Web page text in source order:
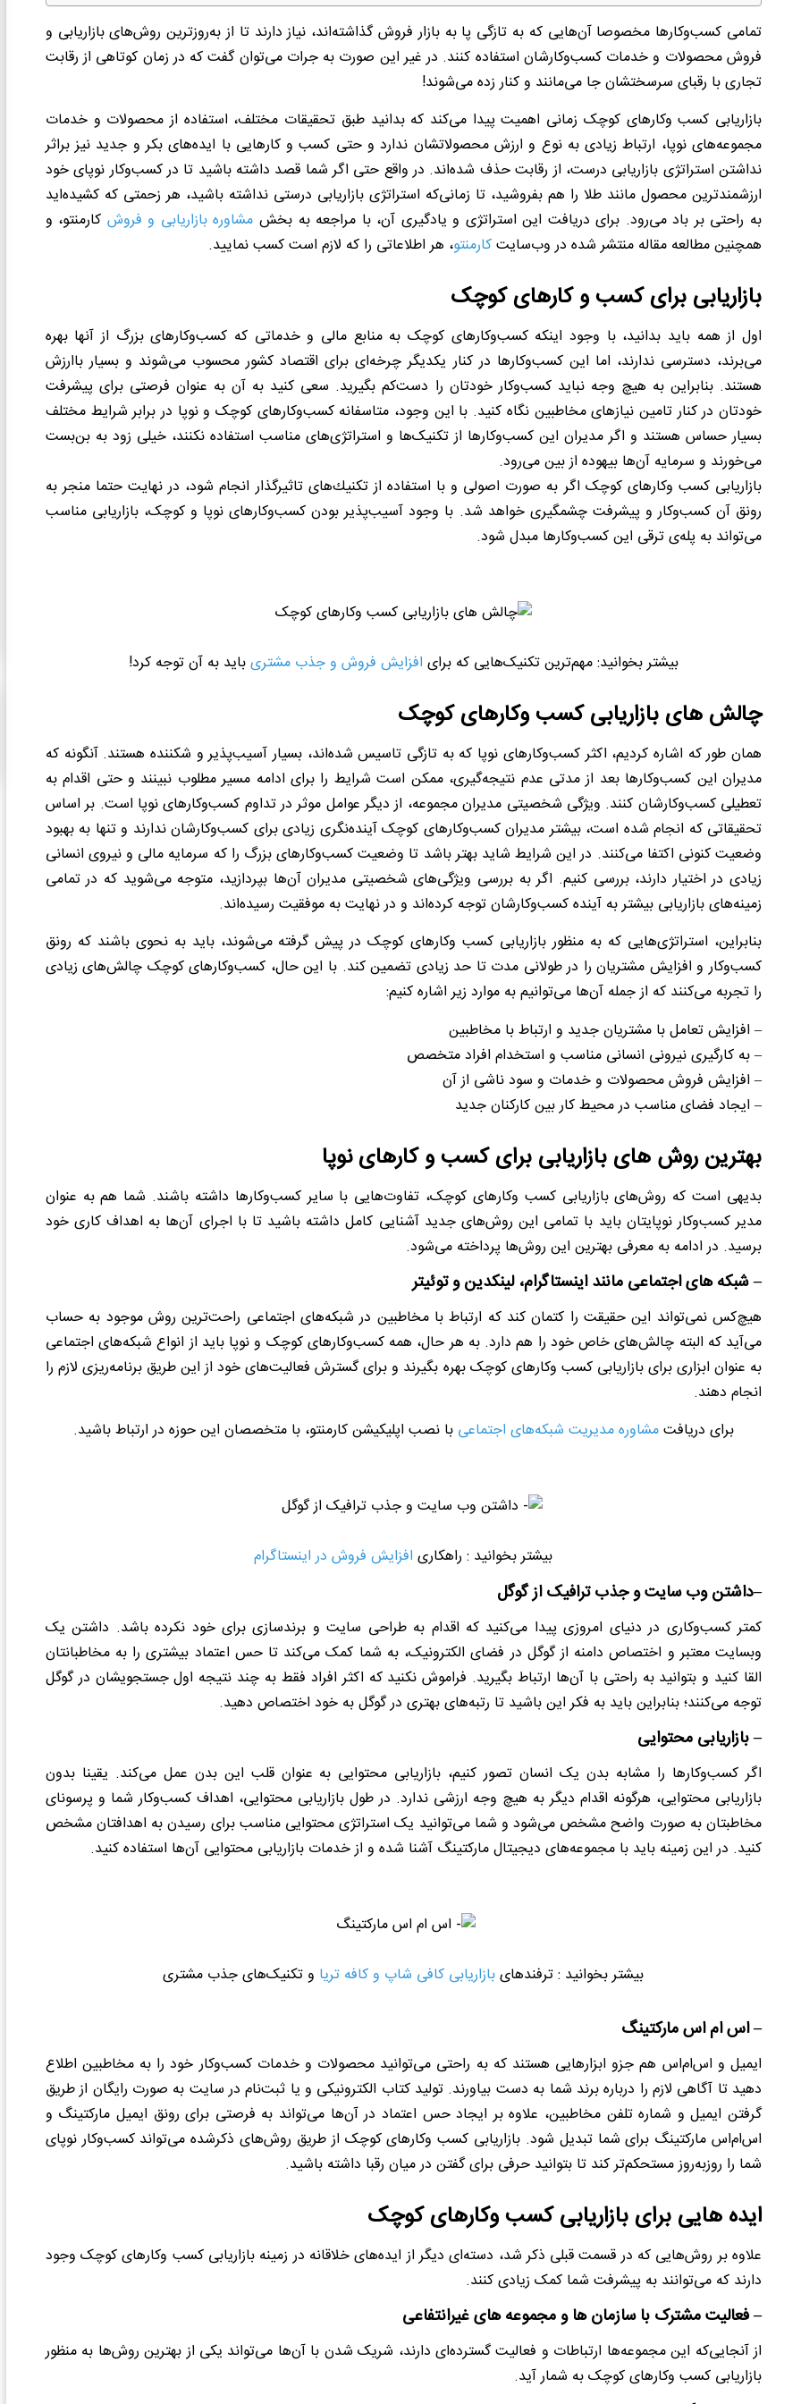
تمامی کسب‌وکارها مخصوصا آن‌هایی که به تازگی پا به بازار فروش گذاشته‌اند، نیاز دارند تا از به‌روز‌ترین روش‌های بازاریابی و
فروش محصولات و خدمات کسب‌وکارشان استفاده کنند. در غیر این صورت به جرات می‌توان گفت که در زمان کوتاهی از رقابت
تجاری با رقبای سرسختشان جا می‌مانند و کنار زده می‌شوند!
بازاریابی کسب وکارهای کوچک زمانی اهمیت پیدا می‌کند که بدانید طبق تحقیقات مختلف، استفاده از محصولات و خدمات
مجموعه‌های نوپا، ارتباط زیادی به نوع و ارزش محصولاتشان ندارد و حتی کسب و کارهایی با ایده‌های بکر و جدید نیز براثر
نداشتن استراتژی بازاریابی درست، از رقابت حذف شده‌اند. در واقع حتی اگر شما قصد داشته باشید تا در کسب‌وکار نوپای خود
ارزشمندترین محصول مانند طلا را هم بفروشید، تا زمانی‌که استراتژی بازاریابی درستی نداشته باشید، هر زحمتی که کشیده‌اید
به راحتی بر باد می‌رود. برای دریافت این استراتژی و یادگیری آن، با مراجعه به بخش مشاوره بازاریابی و فروش کارمنتو، و
همچنین مطالعه مقاله منتشر شده در وب‌سایتکارمنتو، هر اطلاعاتی را که لازم است کسب نمایید.
بازاریابی برای کسب و کارهای کوچک
اول از همه باید بدانید، با وجود اینکه کسب‌وکارهای کوچک به منابع مالی و خدماتی که کسب‌وکارهای بزرگ از آنها بهره
می‌برند، دسترسی ندارند، اما این کسب‌وکارها در کنار یکدیگر چرخه‌ای برای اقتصاد کشور محسوب می‌شوند و بسیار باارزش
هستند. بنابراین به هیچ وجه نباید کسب‌وکار خودتان را دست‌کم بگیرید. سعی کنید به آن به عنوان فرصتی برای پیشرفت
خودتان در کنار تامین نیازهای مخاطبین نگاه کنید. با این وجود، متاسفانه کسب‌وکارهای کوچک و نوپا در برابر شرایط مختلف
بسیار حساس هستند و اگر مدیران این کسب‌وکارها از تکنیک‌ها و استراتژی‌های مناسب استفاده نکنند، خیلی زود به بن‌بست
می‌خورند و سرمايه آن‌ها بيهوده از بین می‌رود.
بازاریابی کسب وکارهای کوچک اگر به صورت اصولی و با استفاده از تكنيك‌های تاثيرگذار انجام شود، در نهايت حتما منجر به
رونق آن كسب‌وكار و پيشرفت چشمگيری خواهد شد. با وجود آسیب‌پذیر بودن کسب‌وکارهای نوپا و کوچک، بازاریابی مناسب
می‌تواند به پله‌ی ترقی این کسب‌وکارها مبدل شود.
بیشتر بخوانید: مهم‌ترین تکنیک‌هایی که برای افزایش فروش و جذب مشتریباید به آن توجه کرد!
چالش های بازاریابی کسب وکارهای کوچک
همان طور که اشاره کردیم، اکثر کسب‌وکارهای نوپا که به تازگی تاسیس شده‌اند، بسیار آسیب‌پذیر و شکننده هستند. آنگونه که
مدیران این کسب‌وکارها بعد از مدتی عدم نتیجه‌گیری، ممکن است شرایط را برای ادامه مسیر مطلوب نبینند و حتی اقدام به
تعطیلی کسب‌وکارشان کنند. ویژگی شخصیتی مدیران مجموعه، از دیگر عوامل موثر در تداوم کسب‌وکارهای نوپا است. بر اساس
تحقیقاتی که انجام شده است، بیشتر مدیران کسب‌وکارهای کوچک آینده‌نگری زیادی برای کسب‌وکارشان ندارند و تنها به بهبود
وضعیت کنونی اکتفا می‌کنند. در این شرایط شاید بهتر باشد تا وضعیت کسب‌وکارهای بزرگ را که سرمایه مالی و نیروی انسانی
زیادی در اختیار دارند، بررسی کنیم. اگر به بررسی ویژگی‌های شخصیتی مدیران آن‌ها بپردازيد، متوجه می‌شوید که در تمامی
زمینه‌های بازاریابی بیشتر به آینده کسب‌وکارشان توجه کرده‌اند و در نهایت به موفقیت رسیده‌اند.
بنابراین، استراتژی‌هایی که به منظور بازاریابی کسب وکارهای کوچک در پیش گرفته می‌شوند، باید به نحوی باشند که رونق
کسب‌وکار و افزایش مشتریان را در طولانی مدت تا حد زیادی تضمین کند. با این حال، کسب‌وکارهای کوچک چالش‌های زیادی
را تجربه می‌کنند که از جمله آن‌ها می‌توانیم به موارد زیر اشاره کنیم:
– افزایش تعامل با مشتریان جدید و ارتباط با مخاطبین
– به کارگیری نیرونی انسانی مناسب و استخدام افراد متخصص
– افزایش فروش محصولات و خدمات و سود ناشی از آن
– ایجاد فضای مناسب در محیط کار بین کارکنان جدید
بهترین روش های بازاریابی برای کسب ‌و کارهای نوپا
بدیهی است که روش‌های بازاریابی کسب وکارهای کوچک، تفاوت‌هایی با سایر کسب‌وکارها داشته باشند. شما هم به عنوان
مدیر کسب‌وکار نوپایتان باید با تمامی این روش‌های جدید آشنایی کامل داشته باشید تا با اجرای آن‌ها به اهداف کاری خود
برسید. در ادامه به معرفی بهترین این روش‌ها پرداخته می‌شود.
–شبکه های اجتماعی مانند اینستاگرام، لینکدین و توئیتر
هیچ‌کس نمی‌تواند این حقیقت را کتمان کند که ارتباط با مخاطبین در شبکه‌های اجتماعی راحت‌ترین روش موجود به حساب
می‌آید که البته چالش‌های خاص خود را هم دارد. به هر حال، همه کسب‌وکارهای کوچک و نوپا باید از انواع شبکه‌های اجتماعی
به عنوان ابزاری برای بازاریابی کسب وکارهای کوچک بهره بگیرند و برای گسترش فعالیت‌های خود از این طریق برنامه‌ریزی لازم را
انجام دهند.
برای دریافتمشاوره مدیریت شبکه‌های اجتماعی با نصب اپلیکیشن کارمنتو، با متخصصان این حوزه در ارتباط باشید.
بیشتر بخوانید : راهکاری افزایش فروش در اینستاگرام
–داشتن وب سایت و جذب ترافیک از گوگل
کمتر کسب‌وکاری در دنیای امروزی پیدا می‌کنید که اقدام به طراحی سایت و برندسازی برای خود نکرده باشد. داشتن یک
وبسایت معتبر و اختصاص دامنه از گوگل در فضای الکترونیک، به شما کمک می‌کند تا حس اعتماد بیشتری را به مخاطبانتان
القا کنید و بتوانید به راحتی با آن‌ها ارتباط بگیرید. فراموش نکنید که اکثر افراد فقط به چند نتیجه اول جستجویشان در گوگل
توجه می‌کنند؛ بنابراین باید به فکر این باشید تا رتبه‌های بهتری در گوگل به خود اختصاص دهید.
–بازاریابی محتوایی
اگر کسب‌وکارها را مشابه بدن یک انسان تصور کنیم، بازاریابی محتوایی به عنوان قلب این بدن عمل می‌کند. یقینا بدون
بازاریابی محتوایی، هرگونه اقدام دیگر به هیچ وجه ارزشی ندارد. در طول بازاریابی محتوایی، اهداف کسب‌وکار شما و پرسونای
مخاطبتان به صورت واضح مشخص می‌شود و شما می‌توانید یک استراتژی محتوایی مناسب برای رسیدن به اهدافتان مشخص
کنید. در این زمینه باید با مجموعه‌های دیجیتال مارکتینگ آشنا شده و از خدمات بازاریابی محتوایی آن‌ها استفاده کنید.
بیشتر بخوانید :ترفندهایبازاریابی کافی شاپ و کافه تریا و تکنیک‌های جذب مشتری
– اس ام اس مارکتینگ
ایمیل و اس‌ام‌اس هم جزو ابزارهایی هستند که به راحتی می‌توانید محصولات و خدمات کسب‌وکار خود را به مخاطبین اطلاع
دهید تا آگاهی لازم را درباره برند شما به دست بیاورند. تولید کتاب الکترونیکی و یا ثبت‌نام در سایت به صورت رایگان از طریق
گرفتن ایمیل و شماره تلفن مخاطبین، علاوه بر ایجاد حس اعتماد در آن‌ها می‌تواند به فرصتی برای رونق ایمیل مارکتینگ و
اس‌ام‌اس مارکتینگ برای شما تبدیل شود. بازاریابی کسب وکارهای کوچک از طریق روش‌های ذکرشده می‌تواند کسب‌وکار نوپای
شما را روزبه‌روز مستحکم‌تر کند تا بتوانید حرفی برای گفتن در میان رقبا داشته باشید.
ایده هایی برای بازاریابی کسب وکارهای کوچک
علاوه بر روش‌هایی که در قسمت قبلی ذکر شد، دسته‌ای دیگر از ایده‌های خلاقانه در زمینه بازاریابی کسب وکارهای کوچک وجود
دارند که می‌توانند به پیشرفت شما کمک زیادی کنند.
– فعالیت مشترک با سازمان ها و مجموعه های غیرانتفاعی
از آنجایی‌که این مجموعه‌ها ارتباطات و فعالیت گسترده‌ای دارند، شریک‌ شدن با آن‌ها می‌تواند یکی از بهترین روش‌ها به منظور
بازاریابی کسب وکارهای کوچک به شمار آید.